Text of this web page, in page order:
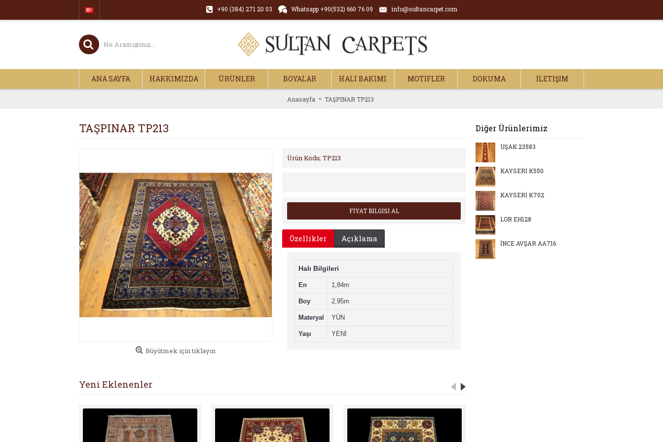
+90 (384) 271 20 03 Whatsapp +90(532) 660 76 09 info@sultancarpet.com
ANA SAYFA HAKKIMIZDA ÜRÜNLER BOYALAR HALI BAKIMI MOTİFLER DOKUMA İLETIŞIM
Anasayfa TAŞPINAR TP213
Diğer Ürünlerimiz
UŞAK 23583
KAYSERİ K550
KAYSERİ K702
LOR EH128
İNCE AVŞAR AA716
TAŞPINAR TP213
Büyütmek için tıklayın
Ürün Kodu: TP213
FİYAT BİLGİSİ AL
Özellikler Açıklama
Halı Bilgileri
En 1,84m
Boy 2,95m
Materyal YÜN
Yaşı YENİ
Yeni Eklenenler